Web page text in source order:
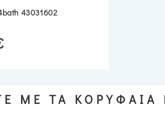
43031602
ΜΕ ΤΑ ΚΟΡΥΦΑΙΑ